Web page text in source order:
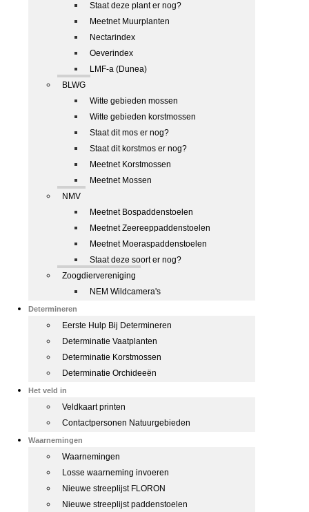
Staat deze plant er nog?
Meetnet Muurplanten
Nectarindex
Oeverindex
LMF-a (Dunea)
BLWG
Witte gebieden mossen
Witte gebieden korstmossen
Staat dit mos er nog?
Staat dit korstmos er nog?
Meetnet Korstmossen
Meetnet Mossen
NMV
Meetnet Bospaddenstoelen
Meetnet Zeereeppaddenstoelen
Meetnet Moeraspaddenstoelen
Staat deze soort er nog?
Zoogdiervereniging
NEM Wildcamera's
Determineren
Eerste Hulp Bij Determineren
Determinatie Vaatplanten
Determinatie Korstmossen
Determinatie Orchideeën
Het veld in
Veldkaart printen
Contactpersonen Natuurgebieden
Waarnemingen
Waarnemingen
Losse waarneming invoeren
Nieuwe streeplijst FLORON
Nieuwe streeplijst paddenstoelen